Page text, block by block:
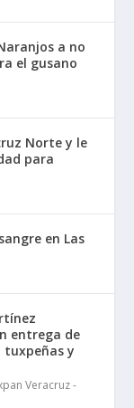
a no
el gusano
Norte y le
para
en Las
entrega de
tuxpeñas y
Veracruz -